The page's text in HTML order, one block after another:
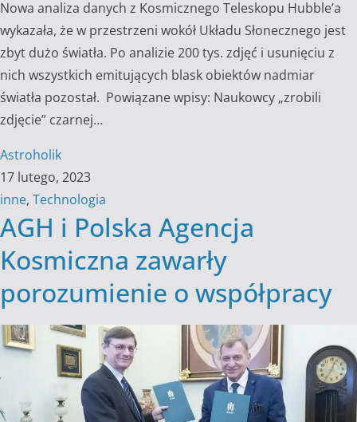
Nowa analiza danych z Kosmicznego Teleskopu Hubble’a
wykazała, że w przestrzeni wokół Układu Słonecznego jest
zbyt dużo światła. Po analizie 200 tys. zdjęć i usunięciu z
nich wszystkich emitujących blask obiektów nadmiar
światła pozostał. Powiązane wpisy: Naukowcy „zrobili
zdjęcie” czarnej…
Astroholik
17 lutego, 2023
inne, Technologia
AGH i Polska Agencja
Kosmiczna zawarły
porozumienie o współpracy